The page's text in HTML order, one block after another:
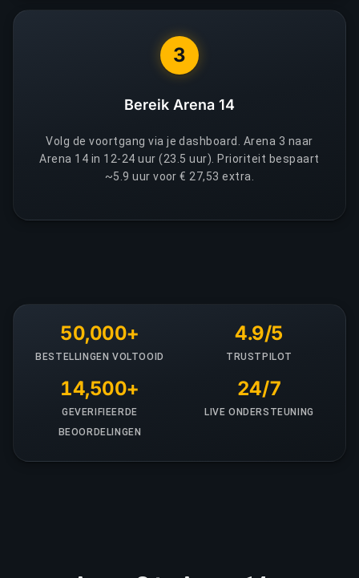
3
Bereik Arena 14
Volg de voortgang via je dashboard. Arena 3 naar
Arena 14 in 12-24 uur (23.5 uur). Prioriteit bespaart
~5.9 uur voor € 27,53 extra.
50,000+
BESTELLINGEN VOLTOOID
4.9/5
TRUSTPILOT
14,500+
GEVERIFIEERDE
BEOORDELINGEN
24/7
LIVE ONDERSTEUNING